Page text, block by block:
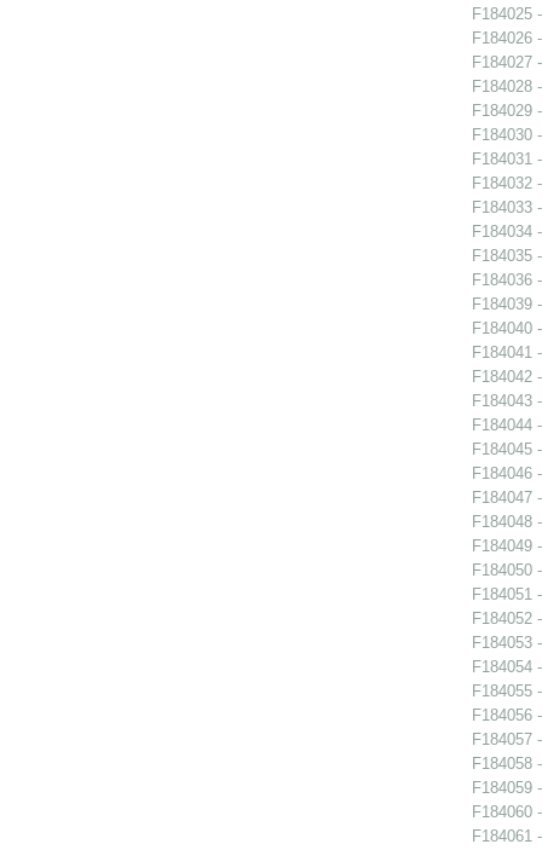
F184025
F184026
F184027
F184028
F184029
F184030
F184031
F184032
F184033
F184034
F184035
F184036
F184039
F184040
F184041
F184042
F184043
F184044
F184045
F184046
F184047
F184048
F184049
F184050
F184051
F184052
F184053
F184054
F184055
F184056
F184057
F184058
F184059
F184060
F184061